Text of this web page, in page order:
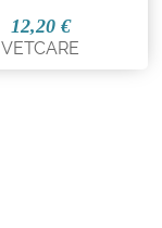
12,20 €
VETCARE